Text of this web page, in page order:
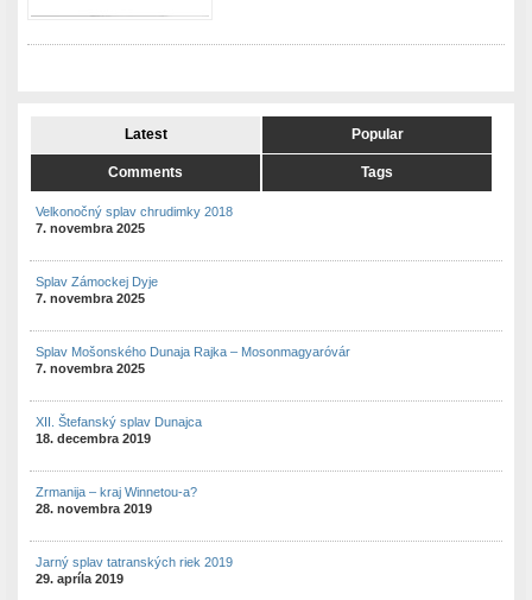
Latest Popular
Comments Tags
Velkonočný splav chrudimky 2018
7. novembra 2025
Splav Zámockej Dyje
7. novembra 2025
Splav Mošonského Dunaja Rajka – Mosonmagyaróvár
7. novembra 2025
XII. Štefanský splav Dunajca
18. decembra 2019
Zrmanija – kraj Winnetou-a?
28. novembra 2019
Jarný splav tatranských riek 2019
29. apríla 2019